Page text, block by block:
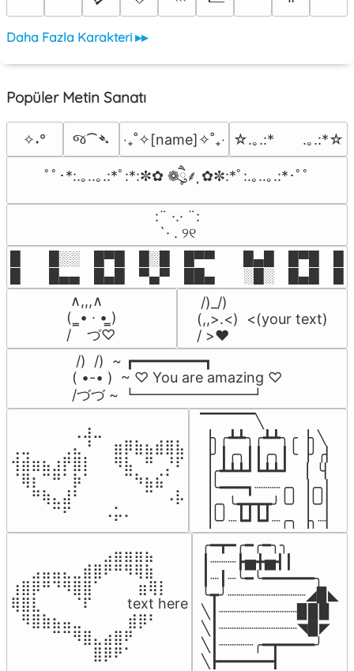
Daha Fazla Karakteri ▸▸
Popüler Metin Sanatı
✧˖° જ⁀➴ ‎‧₊˚✧[name]✧˚₊‧ ☆.｡.:*　　.｡.:*☆
ﾟﾟ･*:.｡..｡.:*ﾟ:*:✼✿ ❁ཻུ۪۪⸙͎ ✿✼:*ﾟ:.｡..｡.:*･ﾟﾟ
⠀:¨ ·.· ¨:⠀
⠀ `· . ୨୧⠀
█  █░░ █▀█ █░█ █▀▀  █▄█ █▀█
█  █▄▄ █▄█ ▀▄▀ ██▄  ░█░ █▄█
∧,,,∧
(  ̳• · • ̳)
/    づ♡
/)_/)
(,,>.<)  <(your text)
/ >❤️
/)  /)  ~ ┏━━━━━━━━┓
( •-• )  ~ ♡ You are amazing ♡
/づづ ~ ┗━━━━━━━━┛
⠀⠀⠀⠀⠀⠀⢀⣰⣀⠀⠀⠀⠀⠀⠀⠀⠀
⢀⣀⠀⠀⠀⢀⣄⠘⠀⠀⣶⡿⣷⣦⣾⣿⣧
⢺⣾⣶⣦⣰⡟⣿⡇⠀⠀⠻⣧⠀⠛⠀⡘⠏
⠈⢿⡆⠉⠛⠁⡷⠁⠀⠀⠀⠉⠳⣦⣮⠁⠀
⠀⠀⠛⢷⣄⣼⠃⠀⠀⠀⠀⠀⠀⠉⠀⠠⡧
⠀⠀⠀⠀⠉⠋⠀⠀⠀⠠⡥⠄⠀⠀⠀⠀⠀
▔▔▔▔▔╲
▕╮╭┻┻╮╭┻┻╮╭▕╮╲
▕╯┃╭╮┃┃╭╮┃╰▕╯╭▏
▕╭┻┻┻┛┗┻┻┛  ▕  ╰▏
▕╰━━━┓┈┈┈╭╮▕╭╮▏
▕╭╮╰┳┳┳┳╯╰╯▕╰╯▏
▕╰╯┈┗┛┗┛┈╭╮▕╮┈▏
⠀⠀⠀⠀⠀⠀⠀⠀⠀⣠⣶⣶⣶⣦⠀⠀
⠀⠀⣠⣤⣤⣄⣀⣾⣿⠟⠛⠻⢿⣷⠀
⢰⣿⡿⠛⠙⠻⣿⣿⠁⠀⠀ ⠀⣶⢿⡇
⢿⣿⣇⠀⠀⠀⠈⠏⠀⠀⠀ text here
⠀⠻⣿⣷⣦⣤⣀⠀⠀⠀ ⠀⣾⡿⠃⠀
⠀⠀⠀⠀⠉⠉⠻⣿⣄⣴⣿⠟⠀⠀⠀
⠀⠀⠀⠀⠀⠀⠀⠀⣿⡿⠟⠁⠀⠀⠀
╭━┳━╭━╭━╮╮
┃┈┈┈┣▅╋▅┫┃
┃┈┃┈╰━╰━━━━━━╮
╰┳╯┈┈┈┈┈┈┈┈┈◢▉◣
╲┃┈┈┈┈┈┈┈┈┈▉▉▉
╲┃┈┈┈┈┈┈┈┈┈◥▉◤
╲┃┈┈┈┈╭━┳━━━━╯
╲┣━━━━━━┫﻿